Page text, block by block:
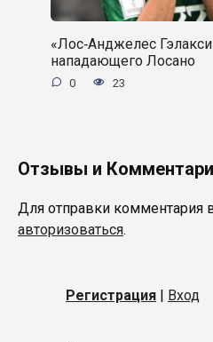
«Лос‑Анджелес
нападающего Лосано
0 23
Отзывы и
Для отправки комментария
авторизоваться.
Регистрация | Вход